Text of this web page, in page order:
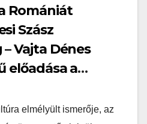
Romániát
Szász
Vajta Dénes
előadása a
elmélyült ismerője, az